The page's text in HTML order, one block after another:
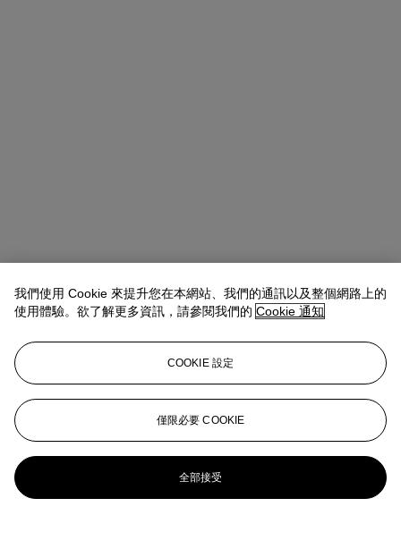
我們使用 Cookie 來提升您在本網站、我們的通訊以及整個網路上的
使用體驗。欲了解更多資訊，請參閱我們的 Cookie 通知
COOKIE 設定
僅限必要 COOKIE
全部接受